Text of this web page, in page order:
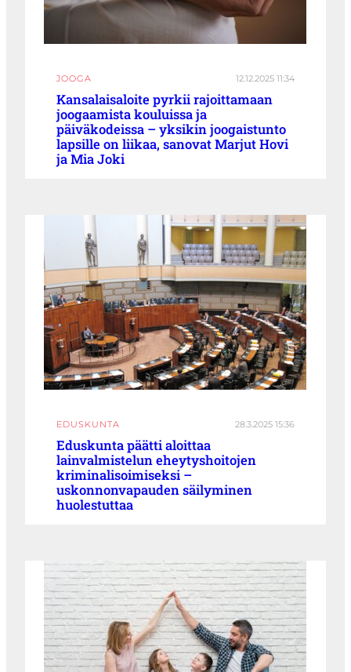
JOOGA 12.12.2025 11:34
Kansalaisaloite pyrkii rajoittamaan
joogaamista kouluissa ja
päiväkodeissa – yksikin joogaistunto
lapsille on liikaa, sanovat Marjut Hovi
ja Mia Joki
EDUSKUNTA 28.3.2025 15:36
Eduskunta päätti aloittaa
lainvalmistelun eheytyshoitojen
kriminalisoimiseksi –
uskonnonvapauden säilyminen
huolestuttaa